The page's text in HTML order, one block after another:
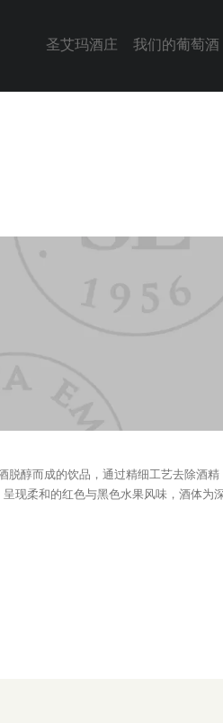
圣艾玛酒庄 我们的葡萄酒
脱醇而成的饮品，通过精细工艺去除酒
现柔和的红色与黑色水果风味，酒体